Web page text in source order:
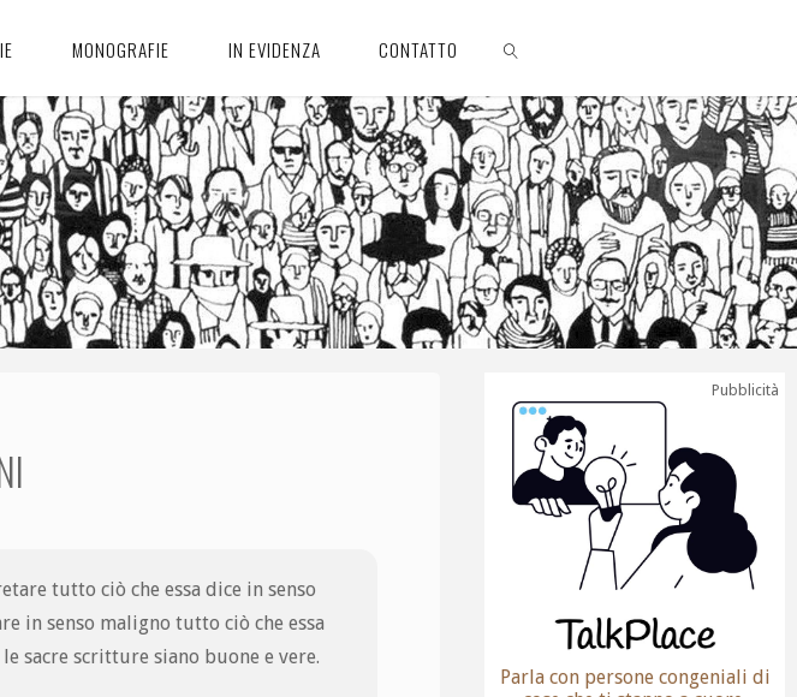
MONOGRAFIE IN EVIDENZA CONTATTO
CERCA
tutto ciò che essa dice in senso
in senso maligno tutto ciò che essa
sacre scritture siano buone e vere.
Pubblicità
Parla con persone congeniali di